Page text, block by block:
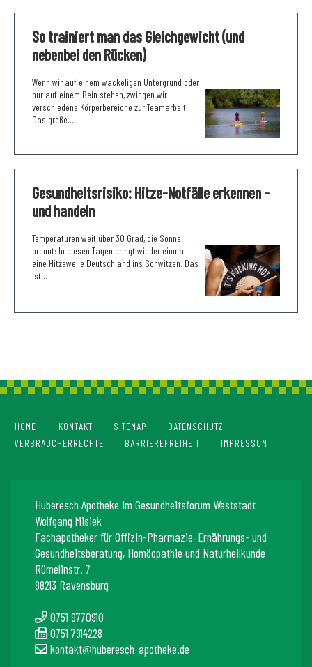
So trainiert man das Gleichgewicht (und
nebenbei den Rücken)
Wenn wir auf einem wackeligen Untergrund oder
nur auf einem Bein stehen, zwingen wir
verschiedene Körperbereiche zur Teamarbeit.
Das große...
Gesundheitsrisiko: Hitze-Notfälle erkennen -
und handeln
Temperaturen weit über 30 Grad, die Sonne
brennt: In diesen Tagen bringt wieder einmal
eine Hitzewelle Deutschland ins Schwitzen. Das
ist...
HOME KONTAKT SITEMAP
DATENSCHUTZ
VERBRAUCHERRECHTE
BARRIEREFREIHEIT IMPRESSUM
Huberesch Apotheke im Gesundheitsforum Weststadt
Wolfgang Misiek
Fachapotheker für Offizin-Pharmazie, Ernährungs- und
Gesundheitsberatung, Homöopathie und Naturheilkunde
Rümelinstr. 7
88213 Ravensburg
0751 9770910
0751 7914228
kontakt@huberesch-apotheke.de